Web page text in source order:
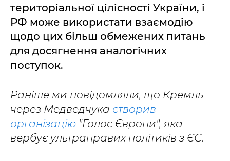
територіальної цілісності України, і
РФ може використати взаємодію
щодо цих більш обмежених питань
для досягнення аналогічних
поступок.
Раніше ми повідомляли, що Кремль
через Медведчука створив
організацію "Голос Європи", яка
вербує ультраправих політиків з ЄС.